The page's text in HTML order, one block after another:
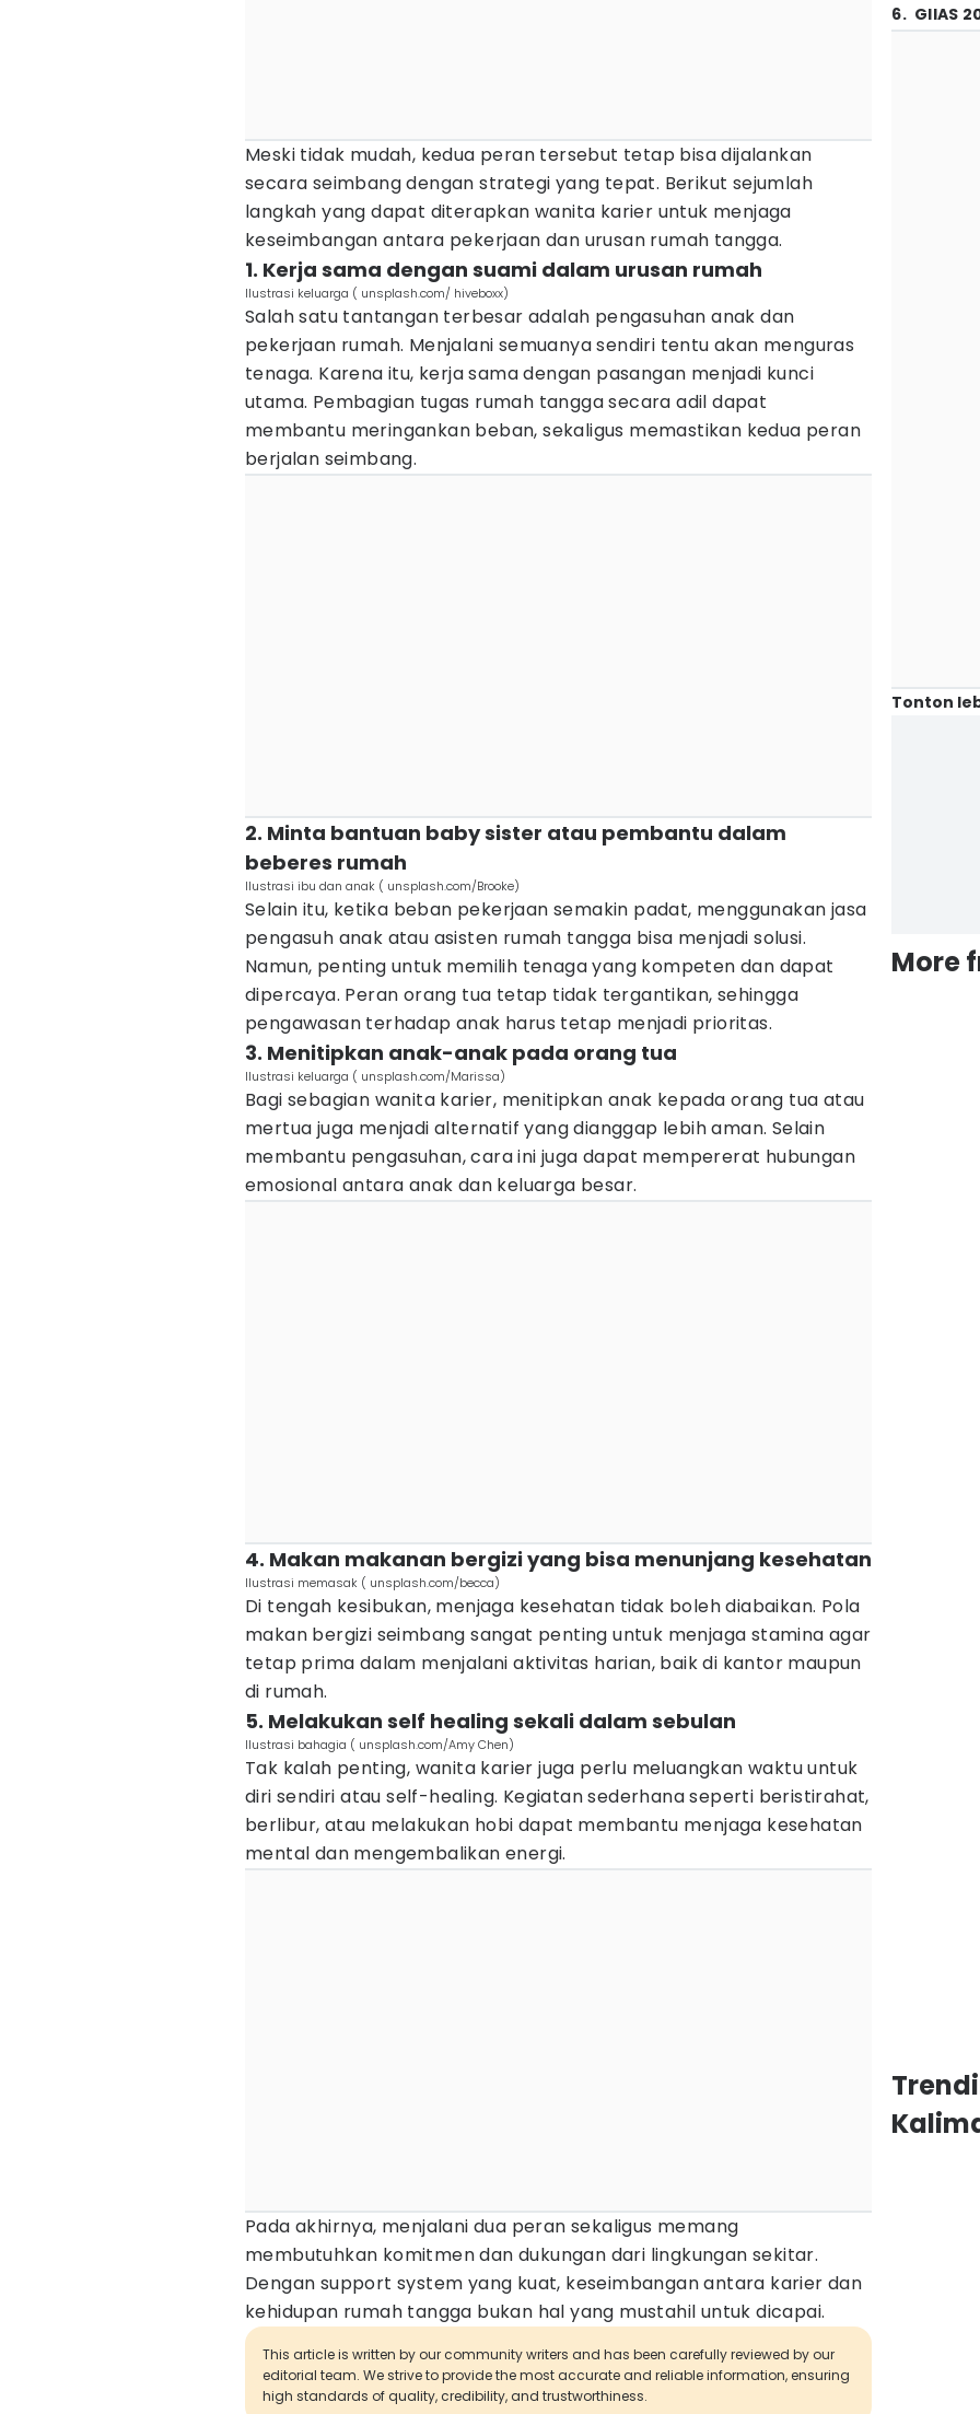
Meski tidak mudah, kedua peran tersebut tetap bisa dijalankan
secara seimbang dengan strategi yang tepat. Berikut sejumlah
langkah yang dapat diterapkan wanita karier untuk menjaga
keseimbangan antara pekerjaan dan urusan rumah tangga.
1. Kerja sama dengan suami dalam urusan rumah
Ilustrasi keluarga ( unsplash.com/ hiveboxx)
Salah satu tantangan terbesar adalah pengasuhan anak dan
pekerjaan rumah. Menjalani semuanya sendiri tentu akan menguras
tenaga. Karena itu, kerja sama dengan pasangan menjadi kunci
utama. Pembagian tugas rumah tangga secara adil dapat
membantu meringankan beban, sekaligus memastikan kedua peran
berjalan seimbang.
2. Minta bantuan baby sister atau pembantu dalam
beberes rumah
Ilustrasi ibu dan anak ( unsplash.com/Brooke)
Selain itu, ketika beban pekerjaan semakin padat, menggunakan jasa
pengasuh anak atau asisten rumah tangga bisa menjadi solusi.
Namun, penting untuk memilih tenaga yang kompeten dan dapat
dipercaya. Peran orang tua tetap tidak tergantikan, sehingga
pengawasan terhadap anak harus tetap menjadi prioritas.
3. Menitipkan anak-anak pada orang tua
Ilustrasi keluarga ( unsplash.com/Marissa)
Bagi sebagian wanita karier, menitipkan anak kepada orang tua atau
mertua juga menjadi alternatif yang dianggap lebih aman. Selain
membantu pengasuhan, cara ini juga dapat mempererat hubungan
emosional antara anak dan keluarga besar.
4. Makan makanan bergizi yang bisa menunjang kesehatan
Ilustrasi memasak ( unsplash.com/becca)
Di tengah kesibukan, menjaga kesehatan tidak boleh diabaikan. Pola
makan bergizi seimbang sangat penting untuk menjaga stamina agar
tetap prima dalam menjalani aktivitas harian, baik di kantor maupun
di rumah.
5. Melakukan self healing sekali dalam sebulan
Ilustrasi bahagia ( unsplash.com/Amy Chen)
Tak kalah penting, wanita karier juga perlu meluangkan waktu untuk
diri sendiri atau self-healing. Kegiatan sederhana seperti beristirahat,
berlibur, atau melakukan hobi dapat membantu menjaga kesehatan
mental dan mengembalikan energi.
Pada akhirnya, menjalani dua peran sekaligus memang
membutuhkan komitmen dan dukungan dari lingkungan sekitar.
Dengan support system yang kuat, keseimbangan antara karier dan
kehidupan rumah tangga bukan hal yang mustahil untuk dicapai.
This article is written by our community writers and has been carefully reviewed by our
editorial team. We strive to provide the most accurate and reliable information, ensuring
high standards of quality, credibility, and trustworthiness.
6. GIIAS
Tonton
More